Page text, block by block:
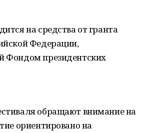
на средства от гранта
Федерации,
Фондом президентских
обращают внимание на
ориентировано на